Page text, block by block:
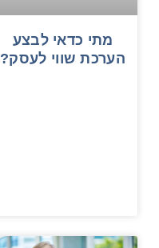
מתי כדאי לבצע
הערכת שווי לעסק?